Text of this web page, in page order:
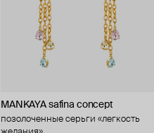
MANKAYA safina concept
позолоченные серьги «легкость